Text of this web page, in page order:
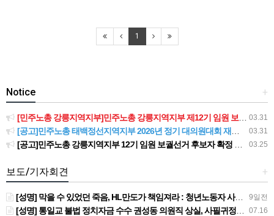
1
+
Notice
03.31
[민주노총 강릉지역지부]민주노총 강릉지역지부 제12기 임원 보궐선거결과 공고
03.31
[공고]민주노총 태백정선지역지부 2026년 정기 대의원대회 재소집 건
03.25
[공고]민주노총 강릉지역지부 12기 임원 보궐선거 후보자 확정 공고
+
보도/기자회견
9일전
[성명] 막을 수 있었던 죽음, HL만도가 책임져라 : 청년노동자 사망사고의 철저한 진상규명과 재발방지 대책 마련하라
07.16
[성명] 통일교 불법 정치자금 수수 권성동 의원직 상실, 사필귀정이다